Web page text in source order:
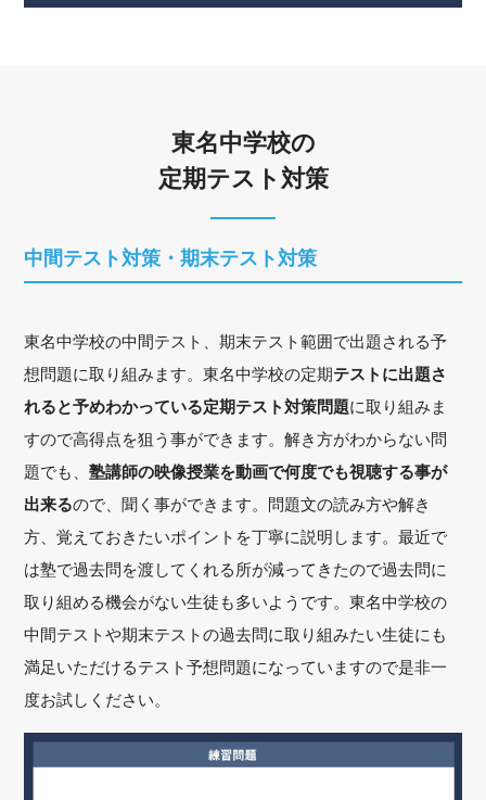
東名中学校の
定期テスト対策
中間テスト対策・期末テスト対策
東名中学校の中間テスト、期末テスト範囲で出題される予
想問題に取り組みます。東名中学校の定期テストに出題さ
れると予めわかっている定期テスト対策問題に取り組みま
すので高得点を狙う事ができます。解き方がわからない問
題でも、塾講師の映像授業を動画で何度でも視聴する事が
出来るので、聞く事ができます。問題文の読み方や解き
方、覚えておきたいポイントを丁寧に説明します。最近で
は塾で過去問を渡してくれる所が減ってきたので過去問に
取り組める機会がない生徒も多いようです。東名中学校の
中間テストや期末テストの過去問に取り組みたい生徒にも
満足いただけるテスト予想問題になっていますので是非一
度お試しください。